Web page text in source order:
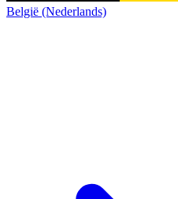
België (Nederlands)